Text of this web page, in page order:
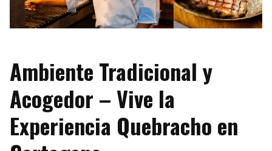
Ambiente Tradicional y
Acogedor – Vive la
Experiencia Quebracho en